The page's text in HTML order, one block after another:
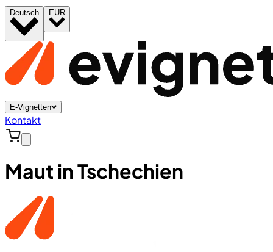
Deutsch EUR
E-Vignetten
Kontakt
Maut in Tschechien